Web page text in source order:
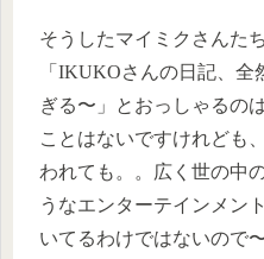
そうしたマイミクさんた
「IKUKOさんの日記、
ぎる〜」とおっしゃるの
ことはないですけれども
われても。。広く世の中
うなエンターテインメン
いてるわけではないので